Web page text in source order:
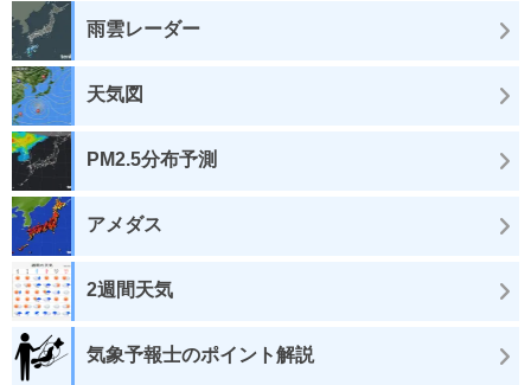
雨雲レーダー
天気図
PM2.5分布予測
アメダス
2週間天気
気象予報士のポイント解説